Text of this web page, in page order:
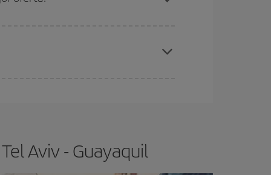
Guayaquil-dest
Aviv - Guayaquil